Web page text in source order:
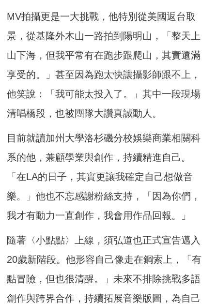
MV拍攝更是一大挑戰，他特別從美國返台取
景，從基隆外木山一路拍到陽明山，「整天上
山下海，但我平常有在跑步跟爬山，其實還滿
享受的。」甚至因為跑太快讓攝影師跟不上，
他笑說：「我可能太投入了。」其中一段現場
清唱橋段，也被團隊大讚真誠動人。
目前就讀加州大學洛杉磯分校娛樂商業相關科
系的他，兼顧學業與創作，持續精進自己。
「在LA的日子，其實更讓我確定自己想做音
樂。」他也不忘感謝粉絲支持，「因為你們，
我才有動力一直創作，我會用作品回報。」
隨著〈小點點〉上線，須弘道也正式宣告邁入
20歲新階段。他形容自己像走在鋼索上，「有
點冒險，但也很清醒。」未來不排除挑戰多語
創作與跨界合作，持續拓展音樂版圖，為自己